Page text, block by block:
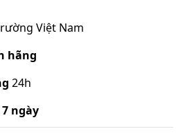
Việt Nam
hãng
24h
7 ngày